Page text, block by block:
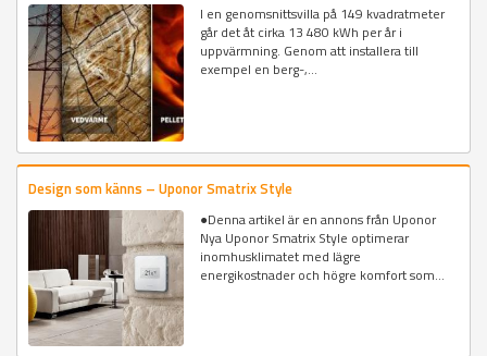
I en genomsnittsvilla på 149 kvadratmeter
går det åt cirka 13 480 kWh per år i
uppvärmning. Genom att installera till
exempel en berg-,...
Design som känns – Uponor Smatrix Style
●Denna artikel är en annons från Uponor
Nya Uponor Smatrix Style optimerar
inomhusklimatet med lägre
energikostnader och högre komfort som...